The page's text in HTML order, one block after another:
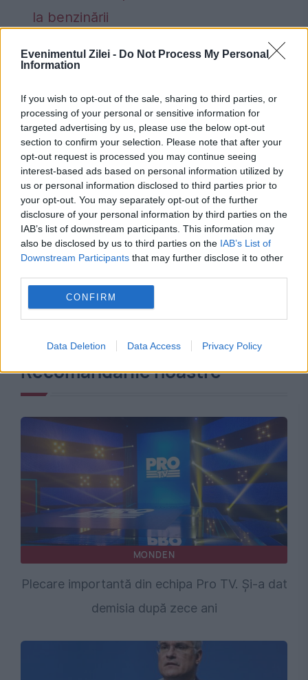
Evenimentul Zilei - Do Not Process My Personal
Information
If you wish to opt-out of the sale, sharing to third parties, or
processing of your personal or sensitive information for
targeted advertising by us, please use the below opt-out
section to confirm your selection. Please note that after your
opt-out request is processed you may continue seeing
interest-based ads based on personal information utilized by
us or personal information disclosed to third parties prior to
your opt-out. You may separately opt-out of the further
disclosure of your personal information by third parties on the
IAB’s list of downstream participants. This information may
also be disclosed by us to third parties on the IAB’s List of
Downstream Participants that may further disclose it to other
CONFIRM
Data Deletion Data Access Privacy Policy
la benzinării
Daniel David demisie minsitru sindicat
Recomandările noastre
MONDEN
Plecare importantă din echipa Pro TV. Și-a dat
demisia după zece ani